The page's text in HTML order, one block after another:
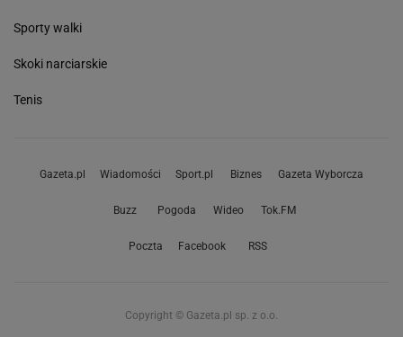
Sporty walki
Skoki narciarskie
Tenis
Gazeta.pl Wiadomości Sport.pl Biznes Gazeta Wyborcza
Buzz Pogoda Wideo Tok.FM
Poczta Facebook RSS
Copyright © Gazeta.pl sp. z o.o.